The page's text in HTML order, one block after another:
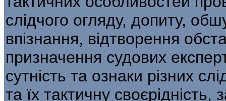
слідчого огляду, допиту,
впізнання, відтворення
призначення судових
сутність та ознаки різних
та їх тактичну